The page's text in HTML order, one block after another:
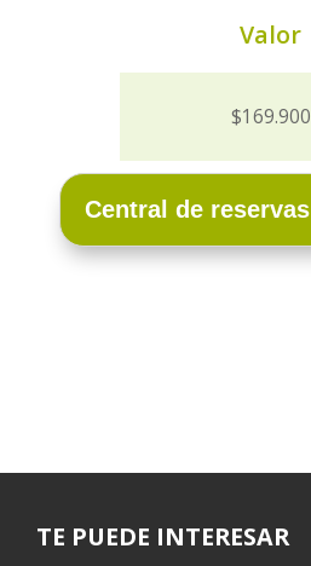
Valor
$169.900
Central de reservas
TE PUEDE INTERESAR